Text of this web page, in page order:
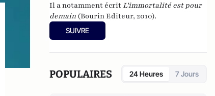
Il a notamment écrit L'immortalité est pour
demain (Bourin Editeur, 2010).
SUIVRE
POPULAIRES 24 Heures 7 Jours